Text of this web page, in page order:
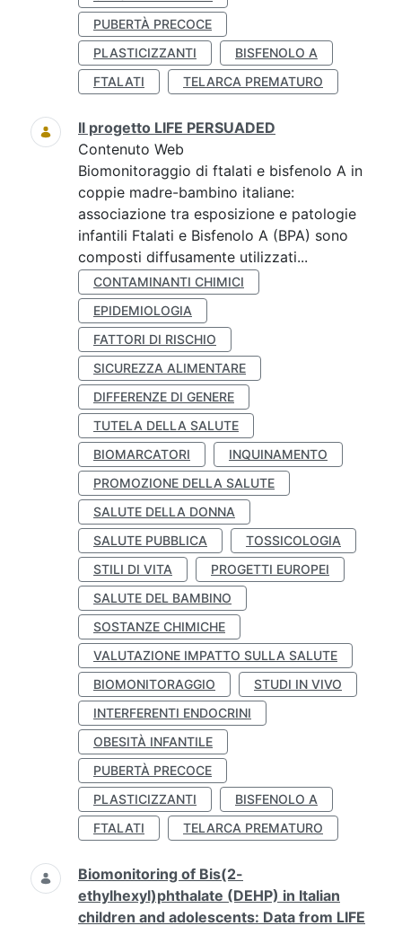
PUBERTÀ PRECOCE
PLASTICIZZANTI
BISFENOLO A
FTALATI
TELARCA PREMATURO
Il progetto LIFE PERSUADED
Contenuto Web
Biomonitoraggio di ftalati e bisfenolo A in
coppie madre-bambino italiane:
associazione tra esposizione e patologie
infantili Ftalati e Bisfenolo A (BPA) sono
composti diffusamente utilizzati...
CONTAMINANTI CHIMICI
EPIDEMIOLOGIA
FATTORI DI RISCHIO
SICUREZZA ALIMENTARE
DIFFERENZE DI GENERE
TUTELA DELLA SALUTE
BIOMARCATORI
INQUINAMENTO
PROMOZIONE DELLA SALUTE
SALUTE DELLA DONNA
SALUTE PUBBLICA
TOSSICOLOGIA
STILI DI VITA
PROGETTI EUROPEI
SALUTE DEL BAMBINO
SOSTANZE CHIMICHE
VALUTAZIONE IMPATTO SULLA SALUTE
BIOMONITORAGGIO
STUDI IN VIVO
INTERFERENTI ENDOCRINI
OBESITÀ INFANTILE
PUBERTÀ PRECOCE
PLASTICIZZANTI
BISFENOLO A
FTALATI
TELARCA PREMATURO
Biomonitoring of Bis(2-
ethylhexyl)phthalate (DEHP) in Italian
children and adolescents: Data from LIFE